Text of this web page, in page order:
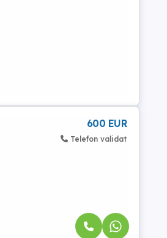
600 EUR
Telefon validat